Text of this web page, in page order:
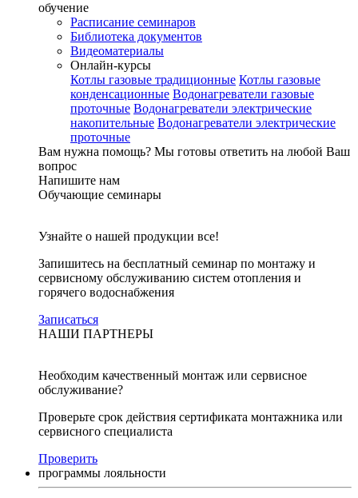
обучение
Расписание семинаров
Библиотека документов
Видеоматериалы
Онлайн-курсы
Котлы газовые традиционные Котлы газовые
конденсационные Водонагреватели газовые
проточные Водонагреватели электрические
накопительные Водонагреватели электрические
проточные
Вам нужна помощь? Мы готовы ответить на любой Ваш
вопрос
Напишите нам
Обучающие семинары
Узнайте о нашей продукции все!
Запишитесь на бесплатный семинар по монтажу и
сервисному обслуживанию систем отопления и
горячего водоснабжения
Записаться
НАШИ ПАРТНЕРЫ
Необходим качественный монтаж или сервисное
обслуживание?
Проверьте срок действия сертификата монтажника или
сервисного специалиста
Проверить
программы лояльности